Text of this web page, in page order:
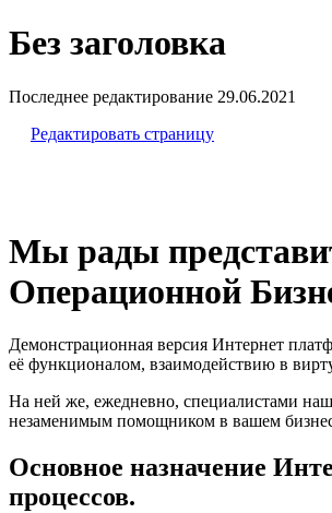
Без заголовка
Последнее редактирование 29.06.2021
Редактировать страницу
Мы рады
Операционной
Демонстрационная версия Интернет
её функционалом, взаимодействию в
На ней же, ежедневно, специалистами
незаменимым помощником в вашем
Основное назначение
процессов.